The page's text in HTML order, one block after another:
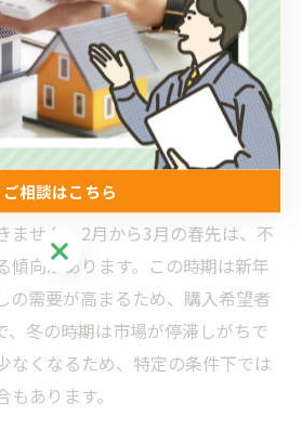
時期は、購入希望者が増えやす
しやすい傾向があります。一方
住宅ローンの負担が増え、購入希
あります。これらの指標を定期的
、市場の流れをつかむことができ
ません。2月から3月の春先は、不
傾向があります。この時期は新年
の需要が高まるため、購入希望者
、冬の時期は市場が停滞しがちで
なくなるため、特定の条件下では
あります。
ご相談はこちら
ご相談はこちら